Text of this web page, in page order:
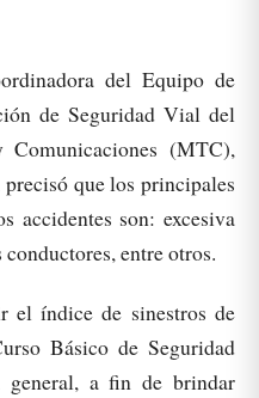
del Equipo de
de Seguridad Vial del
(MTC),
que los principales
accidentes son: excesiva
entre otros.
el índice de sinestros de
Básico de Seguridad
a fin de brindar